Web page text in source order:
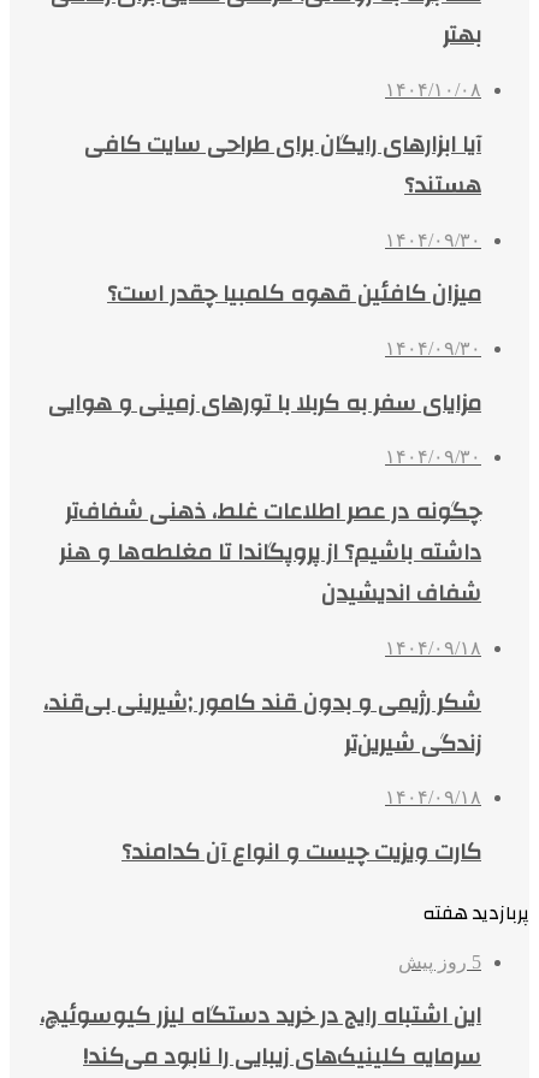
بهتر
۱۴۰۴/۱۰/۰۸
آیا ابزارهای رایگان برای طراحی سایت کافی
هستند؟
۱۴۰۴/۰۹/۳۰
میزان کافئین قهوه کلمبیا چقدر است؟
۱۴۰۴/۰۹/۳۰
مزایای سفر به کربلا با تورهای زمینی و هوایی
۱۴۰۴/۰۹/۳۰
چگونه در عصر اطلاعات غلط، ذهنی شفاف‌تر
داشته باشیم؟ از پروپگاندا تا مغلطه‌ها و هنر
شفاف اندیشیدن
۱۴۰۴/۰۹/۱۸
شکر رژیمی و بدون قند کامور ;شیرینی بی‌قند،
زندگی شیرین‌تر
۱۴۰۴/۰۹/۱۸
کارت ویزیت چیست و انواع آن کدامند؟
پربازدید هفته
5 روز پیش
این اشتباه رایج در خرید دستگاه لیزر کیوسوئیچ،
سرمایه کلینیک‌های زیبایی را نابود می‌کند!